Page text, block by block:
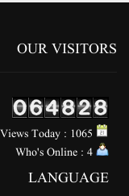
OUR VISITORS
LANGUAGE